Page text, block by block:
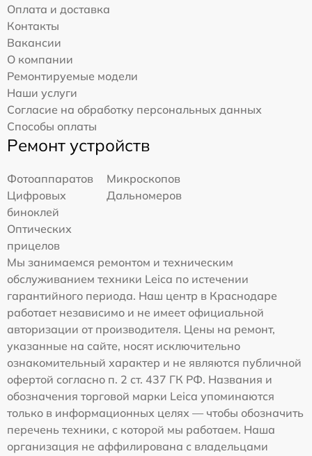
Оплата и доставка
Контакты
Вакансии
О компании
Ремонтируемые модели
Наши услуги
Согласие на обработку персональных данных
Способы оплаты
Ремонт устройств
Фотоаппаратов
Микроскопов
Цифровых
биноклей
Дальномеров
Оптических
прицелов
Мы занимаемся ремонтом и техническим
обслуживанием техники Leica по истечении
гарантийного периода. Наш центр в Краснодаре
работает независимо и не имеет официальной
авторизации от производителя. Цены на ремонт,
указанные на сайте, носят исключительно
ознакомительный характер и не являются публичной
офертой согласно п. 2 ст. 437 ГК РФ. Названия и
обозначения торговой марки Leica упоминаются
только в информационных целях — чтобы обозначить
перечень техники, с которой мы работаем. Наша
организация не аффилирована с владельцами